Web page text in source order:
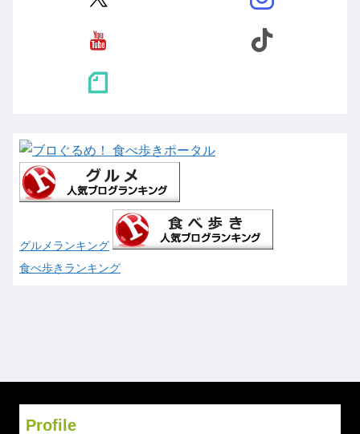
グルメランキング
食べ歩きランキング
Profile